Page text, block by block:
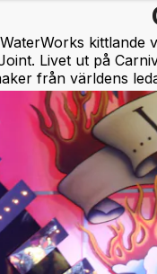
kittlande
Livet ut på
från världens